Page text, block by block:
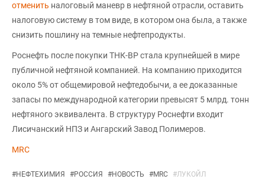
отменить налоговый маневр в нефтяной отрасли, оставить
налоговую систему в том виде, в котором она была, а также
снизить пошлину на темные нефтепродукты.
Роснефть после покупки ТНК-BP стала крупнейшей в мире
публичной нефтяной компанией. На компанию приходится
около 5% от общемировой нефтедобычи, а ее доказанные
запасы по международной категории превысят 5 млрд. тонн
нефтяного эквивалента. В структуру Роснефти входит
Лисичанский НПЗ и Ангарский Завод Полимеров.
MRC
#НЕФТЕХИМИЯ #РОССИЯ #НОВОСТЬ #MRC #ЛУКОЙЛ